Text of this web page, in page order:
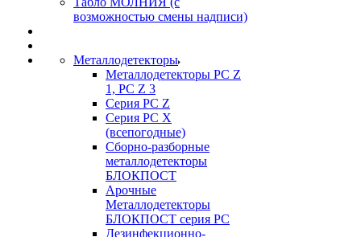
возможностью смены надписи)
Металлодетекторы
Металлодетекторы РС Z
1, PC Z 3
Серия РС Z
Серия РС X
(всепогодные)
Сборно-разборные
металлодетекторы
БЛОКПОСТ
Арочные
Металлодетекторы
БЛОКПОСТ серия РС
Дезинфекционно-